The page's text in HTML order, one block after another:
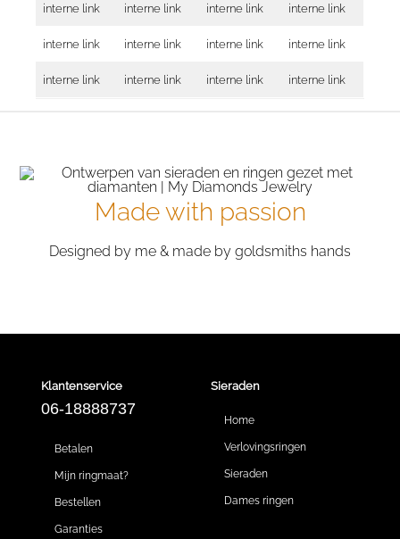
interne link interne link interne link interne link
interne link interne link interne link interne link
interne link interne link interne link interne link
Made with passion
Designed by me & made by goldsmiths hands
Klantenservice
06-18888737
Betalen
Mijn ringmaat?
Bestellen
Garanties
Sieraden
Home
Verlovingsringen
Sieraden
Dames ringen